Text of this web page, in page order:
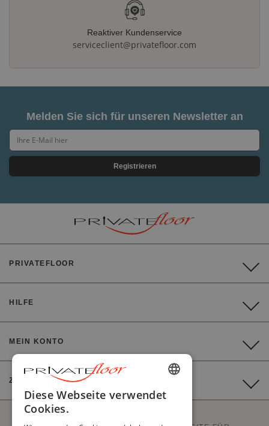
Reaktiver Kundenservice
serviceclient@privatefloor.com
Melden Sie sich für unseren Newsletter an
Registrieren
PRIVATEFLOOR
HILFE
MEIN KONTO
ZAHLUNG
ENGLISH
Diese Webseite verwendet
Cookies.